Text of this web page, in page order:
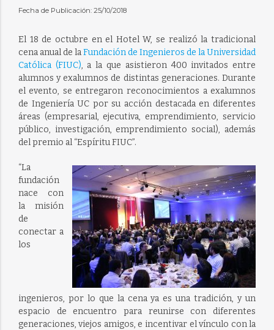
Fecha de Publicación: 25/10/2018
El 18 de octubre en el Hotel W, se realizó la tradicional
cena anual de laFundación de Ingenieros de la Universidad
Católica (FIUC), a la que asistieron 400 invitados entre
alumnos y exalumnos de distintas generaciones. Durante
el evento, se entregaron reconocimientos a exalumnos
de Ingeniería UC por su acción destacada en diferentes
áreas (empresarial, ejecutiva, emprendimiento, servicio
público, investigación, emprendimiento social), además
del premio al “Espíritu FIUC”.
“La
fundación
nace con
la misión
de
conectar a
los
ingenieros, por lo que la cena ya es una tradición, y un
espacio de encuentro para reunirse con diferentes
generaciones, viejos amigos, e incentivar el vínculo con la